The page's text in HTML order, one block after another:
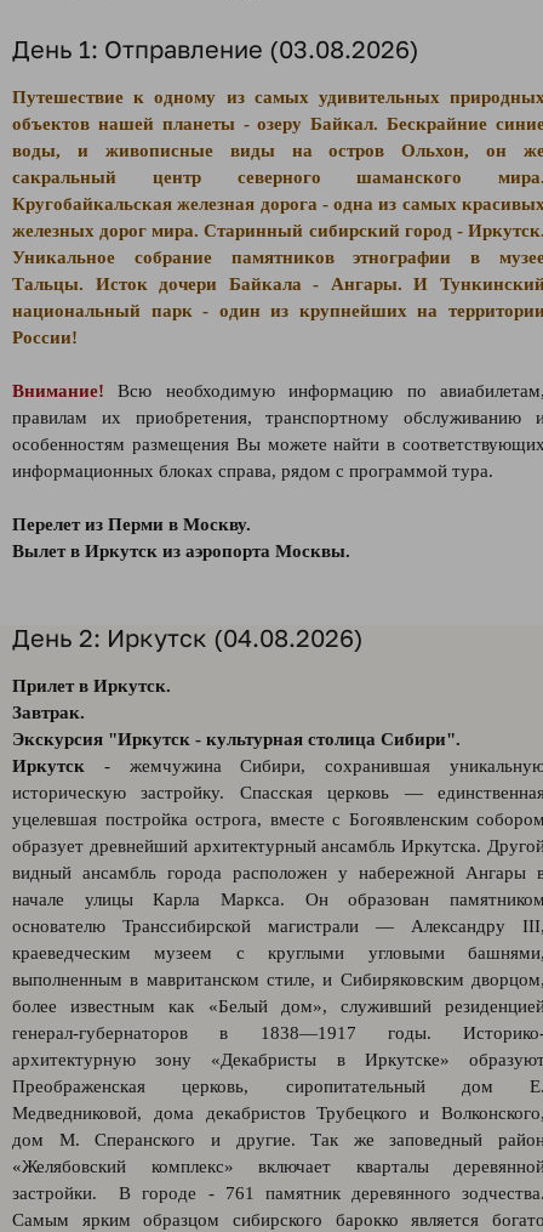
День 1: Отправление (03.08.2026)
Путешествие к одному из самых удивительных
объектов нашей планеты - озеру Байкал. Бескрайние
воды, и живописные виды на остров Ольхон, он
сакральный центр северного шаманского
Кругобайкальская железная дорога - одна из самых
железных дорог мира. Старинный сибирский город -
Уникальное собрание памятников этнографии в
Тальцы. Исток дочери Байкала - Ангары. И
национальный парк - один из крупнейших на
России!
Внимание! Всю необходимую информацию по
правилам их приобретения, транспортному обслуживанию
особенностям размещения Вы можете найти в
информационных блоках справа, рядом с программой тура.
Перелет из Перми в Москву.
Вылет в Иркутск из аэропорта Москвы.
День 2: Иркутск (04.08.2026)
Прилет в Иркутск.
Завтрак.
Экскурсия "Иркутск - культурная столица Сибири".
Иркутск - жемчужина Сибири, сохранившая
историческую застройку. Спасская церковь —
уцелевшая постройка острога, вместе с Богоявленским
образует древнейший архитектурный ансамбль Иркутска.
видный ансамбль города расположен у набережной Ангары
начале улицы Карла Маркса. Он образован
основателю Транссибирской магистрали — Александру
краеведческим музеем с круглыми угловыми
выполненным в мавританском стиле, и Сибиряковским
более известным как «Белый дом», служивший
генерал-губернаторов в 1838—1917 годы.
архитектурную зону «Декабристы в Иркутске»
Преображенская церковь, сиропитательный дом
Медведниковой, дома декабристов Трубецкого и
дом М. Сперанского и другие. Так же заповедный
«Желябовский комплекс» включает кварталы
застройки. В городе - 761 памятник деревянного
Самым ярким образцом сибирского барокко является